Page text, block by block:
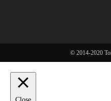
© 2014-2020